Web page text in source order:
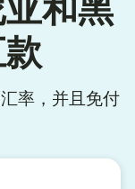
和黑
率，并且免付